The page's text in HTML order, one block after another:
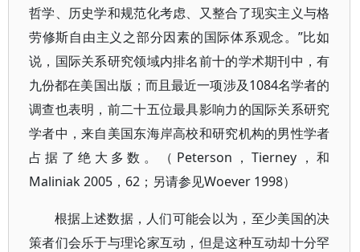
哲学、历史学和规范化考虑、又整合了现实主义与格
劳修斯自由主义之部分因素的国际体系观念。”比如
说，国际关系研究领域内排名前十的学术期刊中，有
九份都在美国出版；而且最近一项涉及1084名学者的
调查也表明，前二十五位最具影响力的国际关系研究
学者中，来自美国东海岸高校和研究机构的男性学者
占据了绝大多数。（Peterson，Tierney，和
Maliniak 2005，62；另请参见Woever 1998）
根据上述数据，人们可能会以为，至少美国的决
策者们会乐于与理论家互动，但是这种互动却十分罕